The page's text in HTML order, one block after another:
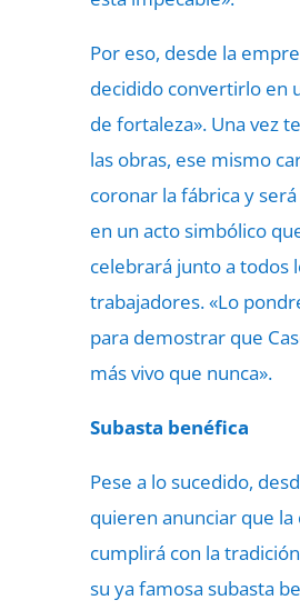
Por eso, desde la
decidido convertirlo en
de fortaleza». Una vez
las obras, ese mismo
coronar la fábrica y
en un acto simbólico
celebrará junto a todos
trabajadores. «Lo
para demostrar que
más vivo que nunca».
Subasta benéfica
Pese a lo sucedido,
quieren anunciar que la
cumplirá con la
su ya famosa subasta